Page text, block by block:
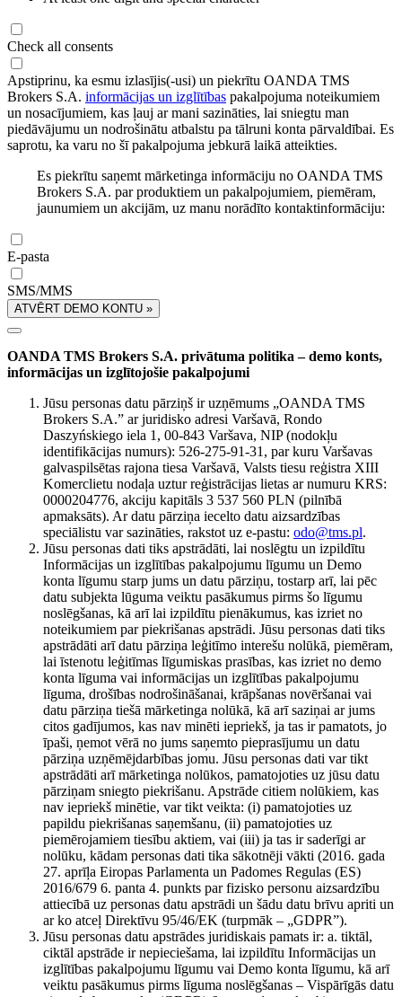
Check all consents
Apstiprinu, ka esmu izlasījis(-usi) un piekrītu OANDA TMS
Brokers S.A. informācijas un izglītības pakalpojuma noteikumiem
un nosacījumiem, kas ļauj ar mani sazināties, lai sniegtu man
piedāvājumu un nodrošinātu atbalstu pa tālruni konta pārvaldībai. Es
saprotu, ka varu no šī pakalpojuma jebkurā laikā atteikties.
Es piekrītu saņemt mārketinga informāciju no OANDA TMS
Brokers S.A. par produktiem un pakalpojumiem, piemēram,
jaunumiem un akcijām, uz manu norādīto kontaktinformāciju:
E-pasta
SMS/MMS
ATVĒRT DEMO KONTU »
OANDA TMS Brokers S.A. privātuma politika – demo konts,
informācijas un izglītojošie pakalpojumi
Jūsu personas datu pārziņš ir uzņēmums „OANDA TMS
Brokers S.A.” ar juridisko adresi Varšavā, Rondo
Daszyńskiego iela 1, 00-843 Varšava, NIP (nodokļu
identifikācijas numurs): 526-275-91-31, par kuru Varšavas
galvaspilsētas rajona tiesa Varšavā, Valsts tiesu reģistra XIII
Komerclietu nodaļa uztur reģistrācijas lietas ar numuru KRS:
0000204776, akciju kapitāls 3 537 560 PLN (pilnībā
apmaksāts). Ar datu pārziņa iecelto datu aizsardzības
speciālistu var sazināties, rakstot uz e-pastu: odo@tms.pl.
Jūsu personas dati tiks apstrādāti, lai noslēgtu un izpildītu
Informācijas un izglītības pakalpojumu līgumu un Demo
konta līgumu starp jums un datu pārziņu, tostarp arī, lai pēc
datu subjekta lūguma veiktu pasākumus pirms šo līgumu
noslēgšanas, kā arī lai izpildītu pienākumus, kas izriet no
noteikumiem par piekrišanas apstrādi. Jūsu personas dati tiks
apstrādāti arī datu pārziņa leģitīmo interešu nolūkā, piemēram,
lai īstenotu leģitīmas līgumiskas prasības, kas izriet no demo
konta līguma vai informācijas un izglītības pakalpojumu
līguma, drošības nodrošināšanai, krāpšanas novēršanai vai
datu pārziņa tiešā mārketinga nolūkā, kā arī saziņai ar jums
citos gadījumos, kas nav minēti iepriekš, ja tas ir pamatots, jo
īpaši, ņemot vērā no jums saņemto pieprasījumu un datu
pārziņa uzņēmējdarbības jomu. Jūsu personas dati var tikt
apstrādāti arī mārketinga nolūkos, pamatojoties uz jūsu datu
pārziņam sniegto piekrišanu. Apstrāde citiem nolūkiem, kas
nav iepriekš minētie, var tikt veikta: (i) pamatojoties uz
papildu piekrišanas saņemšanu, (ii) pamatojoties uz
piemērojamiem tiesību aktiem, vai (iii) ja tas ir saderīgi ar
nolūku, kādam personas dati tika sākotnēji vākti (2016. gada
27. aprīļa Eiropas Parlamenta un Padomes Regulas (ES)
2016/679 6. panta 4. punkts par fizisko personu aizsardzību
attiecībā uz personas datu apstrādi un šādu datu brīvu apriti un
ar ko atceļ Direktīvu 95/46/EK (turpmāk – „GDPR”).
Jūsu personas datu apstrādes juridiskais pamats ir: a. tiktāl,
ciktāl apstrāde ir nepieciešama, lai izpildītu Informācijas un
izglītības pakalpojumu līgumu vai Demo konta līgumu, kā arī
veiktu pasākumus pirms līguma noslēgšanas – Vispārīgās datu